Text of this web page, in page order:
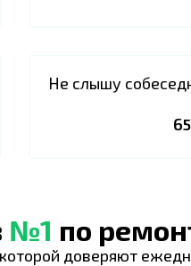
Не слышу
№1 по
доверяют